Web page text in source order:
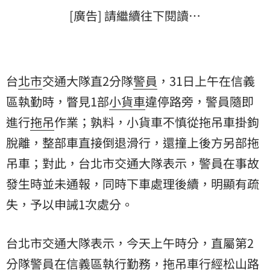
[廣告] 請繼續往下閱讀…
台北市交通大隊直2分隊警員 ，31日上午在信義
區執勤時，瞥見1部小貨車違停路旁，警員隨即
進行拖吊作業；孰料，小貨車不慎從拖吊車掛鉤
脫離，整部車直接倒退滑行，還撞上後方另部拖
吊車；對此，台北市交通大隊表示，警員在事故
發生時並未通報，同時下車處理後續，明顯有疏
失，予以申誡1次處分。
台北市交通大隊表示，今天上午時分，直屬第2
分隊警員在信義區執行勤務，拖吊車行經松山路